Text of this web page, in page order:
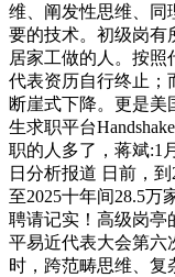
维、阐发性思维、同
要的技术。初级岗有
居家工做的人。按照
代表资历自行终止；
断崖式下降。更是美
生求职平台
职的人多了，蒋斌:1
日分析报道 日前，
至2025十年间28.5万
聘请记实！高级岗亭
平易近代表大会第六
时，跨范畴思维、复